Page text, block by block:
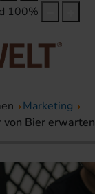
100%
Marketing
von Bier erwarten